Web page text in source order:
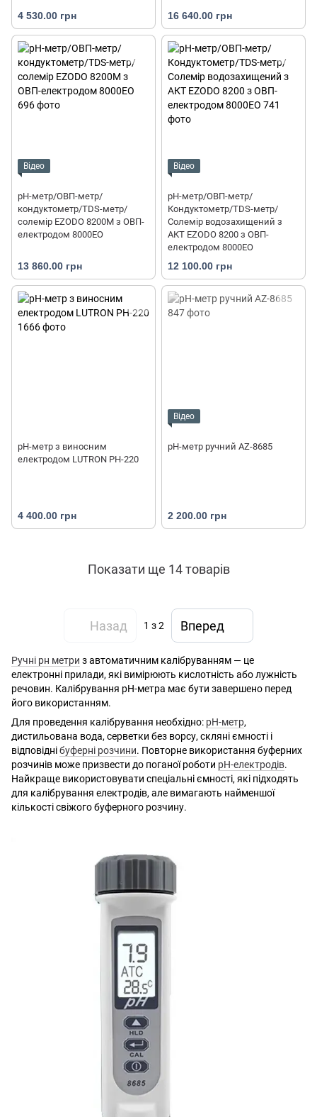
4 530.00 грн 16 640.00 грн
Відео
pH-метр/ОВП-метр/
кондуктометр/TDS-метр/
солемір EZODO 8200M з ОВП-
електродом 8000EO
13 860.00 грн
Відео
рН-метр/ОВП-метр/
Кондуктометр/TDS-метр/
Солемір водозахищений з
АКТ EZODO 8200 з ОВП-
електродом 8000EO
12 100.00 грн
pH-метр з виносним
електродом LUTRON PH-220
4 400.00 грн
Відео
pH-метр ручний AZ-8685
2 200.00 грн
Показати ще 14 товарів
Назад 1 з 2 Вперед
Ручні рн метри з автоматичним калібруванням — це
електронні прилади, які вимірюють кислотність або лужність
речовин. Калібрування pH-метра має бути завершено перед
його використанням.
Для проведення калібрування необхідно: рН-метр,
дистильована вода, серветки без ворсу, скляні ємності і
відповіднібуферні розчини. Повторне використання буферних
розчинів може призвести до поганої роботи pH-електродів.
Найкраще використовувати спеціальні ємності, які підходять
для калібрування електродів, але вимагають найменшої
кількості свіжого буферного розчину.